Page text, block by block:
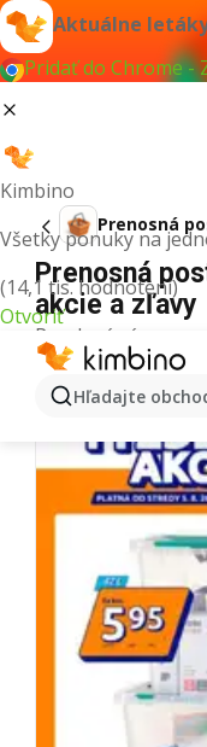
Aktuálne
Pridať do Chrome -
Kimbino
Všetky ponuky na
(14,1 tis. hodnotení)
Otvoriť
Hľadajte
Prenosná
Prenosná
akcie a zľavy
Pre daný výraz
Ďalšie letáky